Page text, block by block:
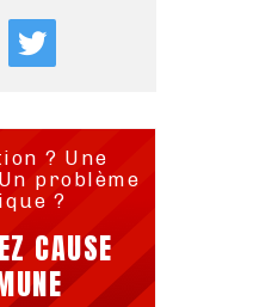
? Une
problème
?
CAUSE